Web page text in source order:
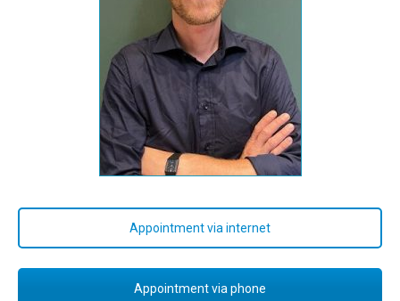
Appointment via internet
Appointment via phone